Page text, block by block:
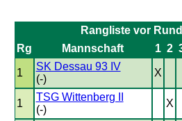
Rangliste vor
Rg
Mannschaft 1 2
1
SK Dessau 93 IV
(-)
X
1
TSG Wittenberg II
(-)
X